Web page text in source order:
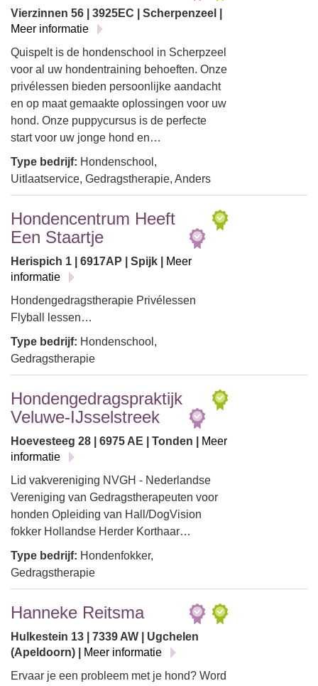
Vierzinnen 56 | 3925EC | Scherpenzeel |
Meer informatie
Quispelt is de hondenschool in Scherpzeel
voor al uw hondentraining behoeften. Onze
privélessen bieden persoonlijke aandacht
en op maat gemaakte oplossingen voor uw
hond. Onze puppycursus is de perfecte
start voor uw jonge hond en…
Type bedrijf: Hondenschool,
Uitlaatservice, Gedragstherapie, Anders
Hondencentrum Heeft
Een Staartje
Herispich 1 | 6917AP | Spijk |
Meer
informatie
Hondengedragstherapie Privélessen
Flyball lessen…
Type bedrijf: Hondenschool,
Gedragstherapie
Hondengedragspraktijk
Veluwe-IJsselstreek
Hoevesteeg 28 | 6975 AE | Tonden |
Meer
informatie
Lid vakvereniging NVGH - Nederlandse
Vereniging van Gedragstherapeuten voor
honden Opleiding van Hall/DogVision
fokker Hollandse Herder Korthaar…
Type bedrijf: Hondenfokker,
Gedragstherapie
Hanneke Reitsma
Hulkestein 13 | 7339 AW | Ugchelen
(Apeldoorn) |
Meer informatie
Ervaar je een probleem met je hond? Word